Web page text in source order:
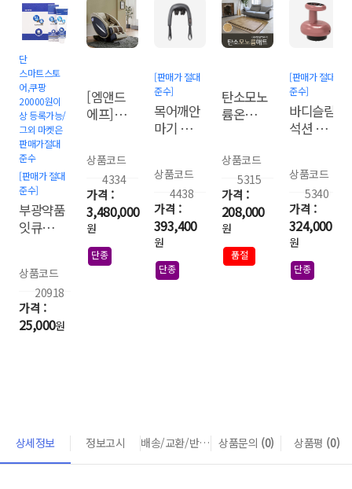
단
스마트스토
어,쿠팡
20000원이
상 등록가능/
그외 마켓은
판매가절대
준수
[판매가 절대
준수]
부광약품
잇큐치약
상품코드
20918
25,000원
[엠앤드
에프]스
MF-
8100
상품코드
4334
3,480,000
원
단종
[판매가 절대
준수]
목어깨안
마기 힐
지헤드
상품코드
4438
393,400
원
단종
탄소모노
륨온열매
상품코드
5315
208,000
원
품절
[판매가 절대
준수]
바디슬림
석션 마
상품코드
5340
324,000
원
단종
상세정보 정보고시 배송/교환/반품 안내 상품문의 (0) 상품평 (0)